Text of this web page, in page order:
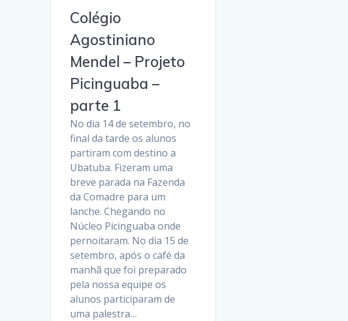
Colégio
Agostiniano
Mendel – Projeto
Picinguaba –
parte 1
No dia 14 de setembro, no
final da tarde os alunos
partiram com destino a
Ubatuba. Fizeram uma
breve parada na Fazenda
da Comadre para um
lanche. Chegando no
Núcleo Picinguaba onde
pernoitaram. No dia 15 de
setembro, após o café da
manhã que foi preparado
pela nossa equipe os
alunos participaram de
uma palestra…